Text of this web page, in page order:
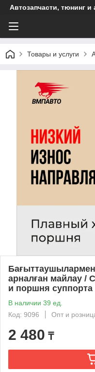
Автозапчасти, тюнинг
Товары и услуги
арналған майлау /
и поршня суппорта
В наличии 39 ед.
Код: 9096
Опт и
2 480 ₸